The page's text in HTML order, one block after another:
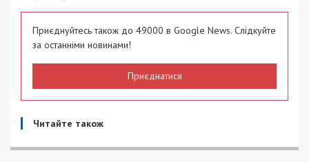
Приєднуйтесь також до 49000 в Google News. Слідкуйте
за останніми новинами!
Приєднатися
Читайте також